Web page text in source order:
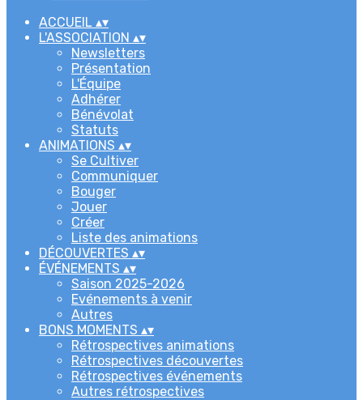
ACCUEIL ▴▾
L'ASSOCIATION ▴▾
Newsletters
Présentation
L'Équipe
Adhérer
Bénévolat
Statuts
ANIMATIONS ▴▾
Se Cultiver
Communiquer
Bouger
Jouer
Créer
Liste des animations
DÉCOUVERTES ▴▾
ÉVÉNEMENTS ▴▾
Saison 2025-2026
Evénements à venir
Autres
BONS MOMENTS ▴▾
Rétrospectives animations
Rétrospectives découvertes
Rétrospectives événements
Autres rétrospectives